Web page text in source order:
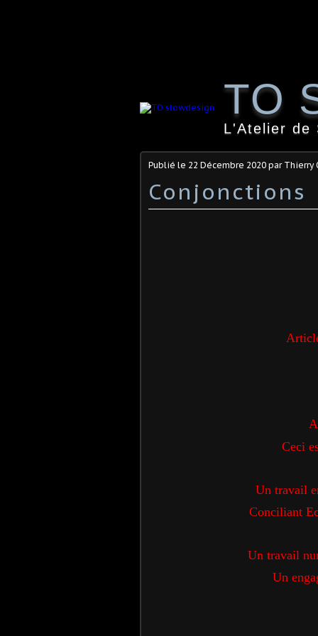
TO
L'Atelier de
Publié le 22 Décembre 2020 par Thierry
Conjonctions
Ceci
Un travail
Conciliant
Un travail
Un